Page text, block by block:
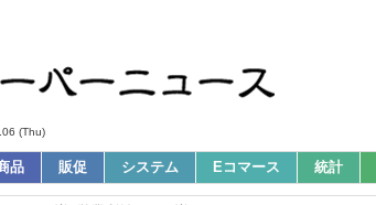
(Thu)
品 販促 システム Eコマース 統計